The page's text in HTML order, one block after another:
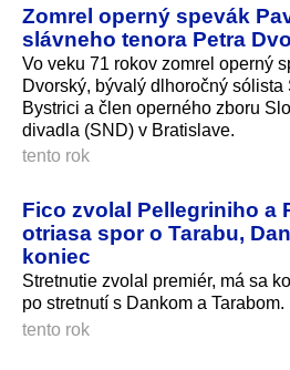
Zomrel operný spevák
slávneho tenora Petra
Vo veku 71 rokov zomrel operný
Dvorský, bývalý dlhoročný
Bystrici a člen operného zboru
divadla (SND) v Bratislave.
tento rok
Fico zvolal Pellegriniho a
otriasa spor o Tarabu,
koniec
Stretnutie zvolal premiér, má sa
po stretnutí s Dankom a Tarabom.
tento rok